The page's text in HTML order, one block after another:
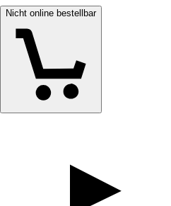
Nicht online bestellbar